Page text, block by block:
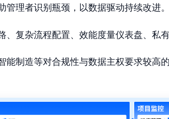
管理者识别瓶颈，以数据驱动持续改进。
、复杂流程配置、效能度量仪表盘、私有
能制造等对合规性与数据主权要求较高